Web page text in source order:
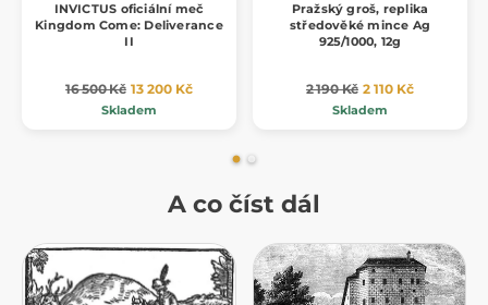
INVICTUS oficiální meč
Kingdom Come: Deliverance
II
16 500 Kč 13 200 Kč
Skladem
Pražský groš, replika
středověké mince Ag
925/1000, 12g
2 190 Kč 2 110 Kč
Skladem
A co číst dál